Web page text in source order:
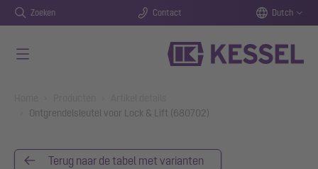
Zoeken Contact Dutch
Ontgrendelsleutel voor Lock & Lift (680702)
Terug naar de tabel met varianten